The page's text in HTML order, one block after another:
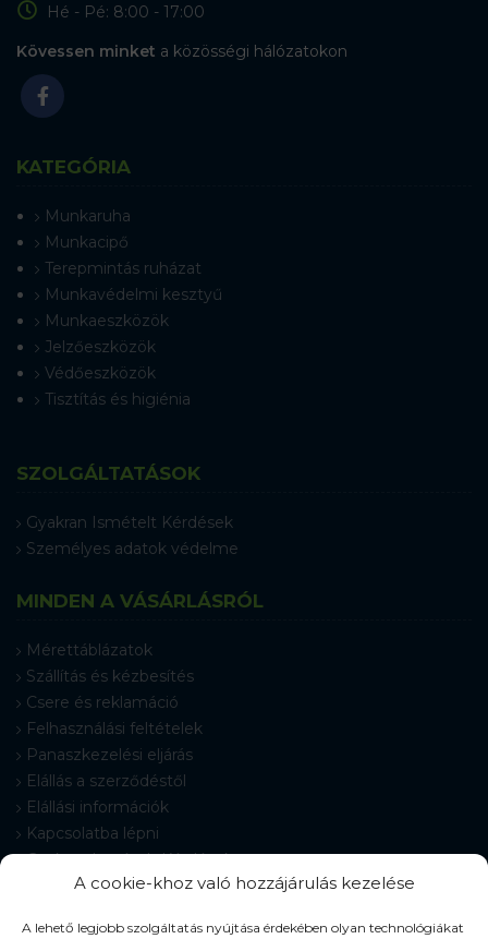
A cookie-khoz való hozzájárulás kezelése
A lehető legjobb szolgáltatás nyújtása érdekében olyan technológiákat
Hé - Pé: 8:00 - 17:00
Kövessen minket a közösségi hálózatokon
KATEGÓRIA
Munkaruha
Munkacipő
Terepmintás ruházat
Munkavédelmi kesztyű
Munkaeszközök
Jelzőeszközök
Védőeszközök
Tisztítás és higiénia
SZOLGÁLTATÁSOK
Gyakran Ismételt Kérdések
Személyes adatok védelme
MINDEN A VÁSÁRLÁSRÓL
Mérettáblázatok
Szállítás és kézbesítés
Csere és reklamáció
Felhasználási feltételek
Panaszkezelési eljárás
Elállás a szerződéstől
Elállási információk
Kapcsolatba lépni
Gyakran Ismételt Kérdések
Cookie-beállítások